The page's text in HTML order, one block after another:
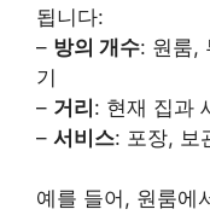
됩니다:
– 방의 개수: 원룸,
기
– 거리: 현재 집과
– 서비스: 포장, 보
예를 들어, 원룸에